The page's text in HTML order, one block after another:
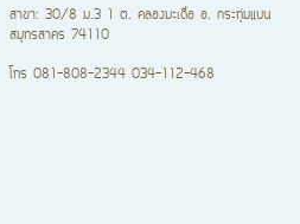
สาขา: 30/8 ม.3 1 ต. คลองมะเดื่อ อ. กระทุ่มแบน
สมุทรสาคร 74110
โทร 081-808-2344 034-112-468